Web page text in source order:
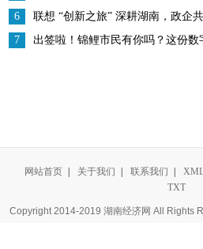
6
联想 “创新之旅” 深耕湖南，政企
能化新路径
7
出签啦！锦鲤市民有你吗？这份数
网站首页 关于我们 联系我们
TXT
Copyright 2014-2019 湖南经济网 All Rights